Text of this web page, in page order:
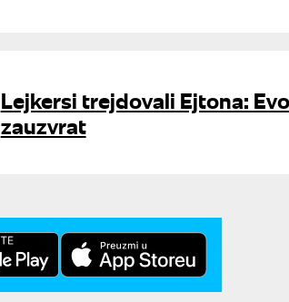
Lejkersi trejdovali Ejtona:
zauzvrat